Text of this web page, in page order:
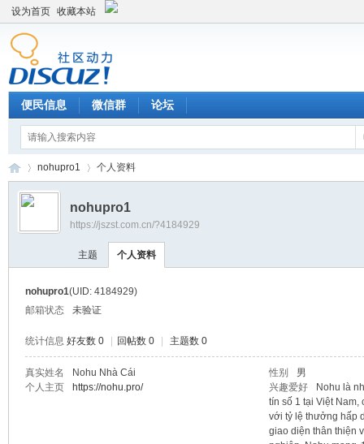
设为首页 收藏本站
便民信息 微信群 论坛
›
nohupro1 个人资料
nohupro1
https://jszst.com.cn/?4184929
主题 个人资料
nohupro1(UID: 4184929)
邮箱状态
未验证
统计信息 好友数 0 回帖数 0 主题数 0
真实姓名 Nohu Nhà Cái 性别
男
个人主页
https://nohu.pro/ 兴趣爱好
Nohu là
tín số 1 tại Việt Nam,
với tỷ lệ thưởng hấp
giao diện thân thiện